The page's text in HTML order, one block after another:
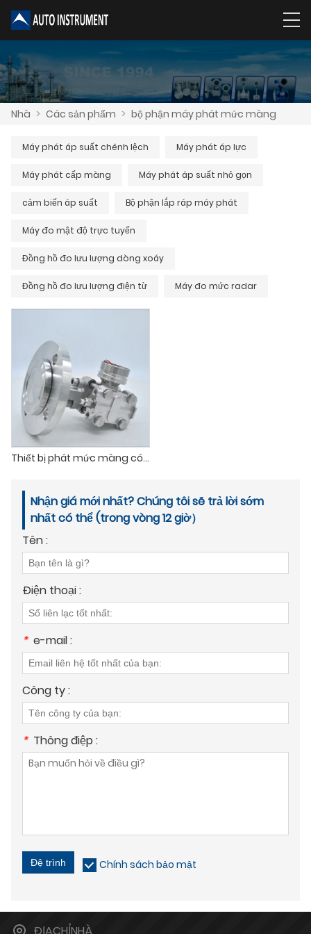
Nhà > Các sản phẩm > bộ phận máy phát mức màng
Máy phát áp suất chênh lệch Máy phát áp lực
Máy phát cấp màng Máy phát áp suất nhỏ gọn
cảm biến áp suất Bộ phận lắp ráp máy phát
Máy đo mật độ trực tuyến
Đồng hồ đo lưu lượng dòng xoáy
Đồng hồ đo lưu lượng điện từ Máy đo mức radar
Thiết bị phát mức màng có mặt bích
Nhận giá mới nhất? Chúng tôi sẽ trả lời sớm
nhất có thể (trong vòng 12 giờ）
Tên :
Điện thoại :
* e-mail :
Công ty :
* Thông điệp :
Đệ trình Chính sách bảo mật
ĐỊACHỈNHÀ